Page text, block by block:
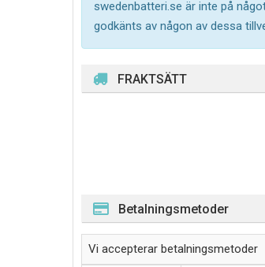
swedenbatteri.se är inte på
godkänts av någon av dessa
FRAKTSÄTT
Betalningsmetoder
Vi accepterar betalningsmetoder